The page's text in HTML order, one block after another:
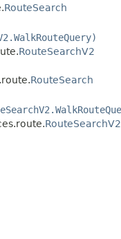
RouteSearch
RouteSearchV2
RouteSearch
RouteSearchV2